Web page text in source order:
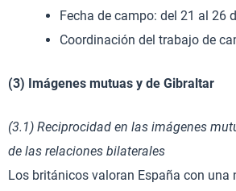
Fecha de campo: del 21 al 26
Coordinación del trabajo de
(3) Imágenes mutuas y de Gibraltar
(3.1) Reciprocidad en las imágenes
de las relaciones bilaterales
Los británicos valoran España con una